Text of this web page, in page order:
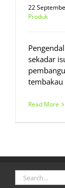
22
Produk
sekadar
tembakau
Read More
Search